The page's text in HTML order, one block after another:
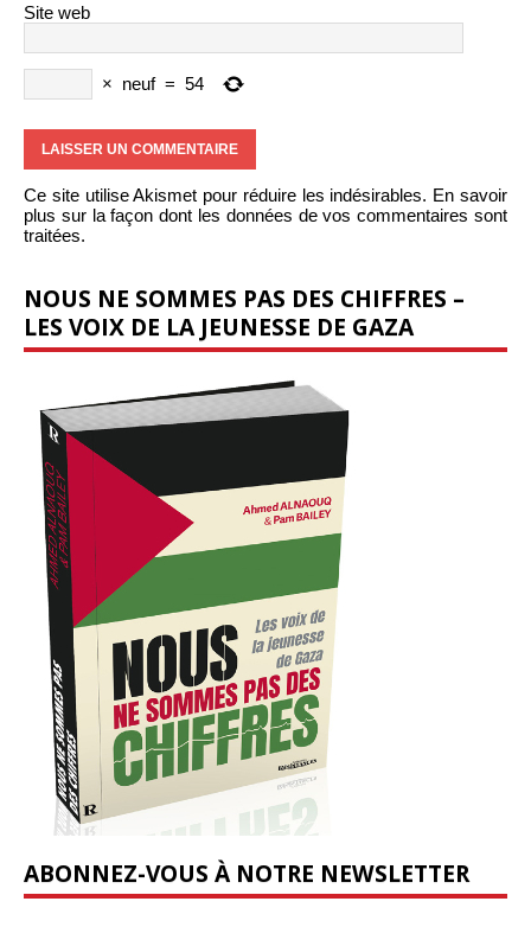
Site web
× neuf = 54
Ce site utilise Akismet pour réduire les indésirables. En savoir
plus sur la façon dont les données de vos commentaires sont
traitées.
NOUS NE SOMMES PAS DES CHIFFRES –
LES VOIX DE LA JEUNESSE DE GAZA
ABONNEZ-VOUS À NOTRE NEWSLETTER